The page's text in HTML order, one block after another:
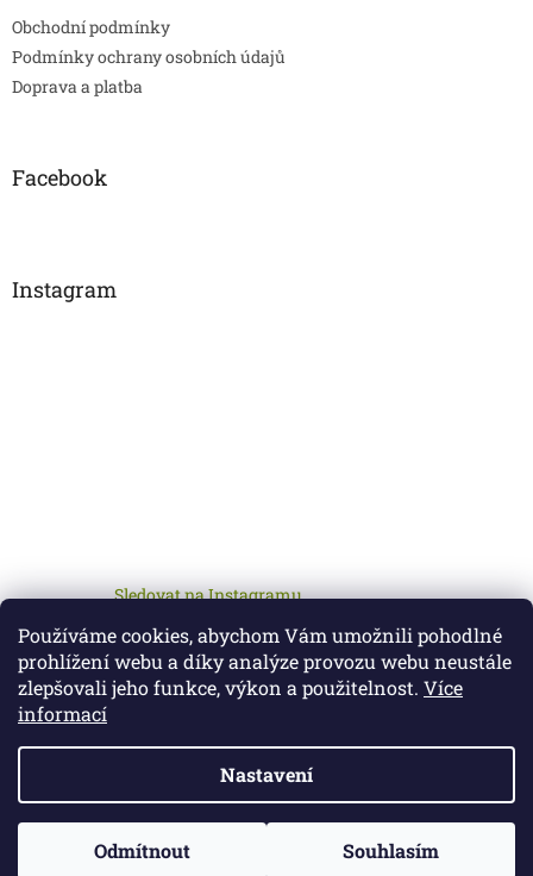
Používáme cookies, abychom Vám umožnili pohodlné
prohlížení webu a díky analýze provozu webu neustále
zlepšovali jeho funkce, výkon a použitelnost. Více
informací
Nastavení
Odmítnout Souhlasím
Obchodní podmínky
Podmínky ochrany osobních údajů
Doprava a platba
Facebook
Instagram
Sledovat na Instagramu
Vytvořil Shoptet
Copyright 2026Petcz.cz . Všechna práva vyhrazena.